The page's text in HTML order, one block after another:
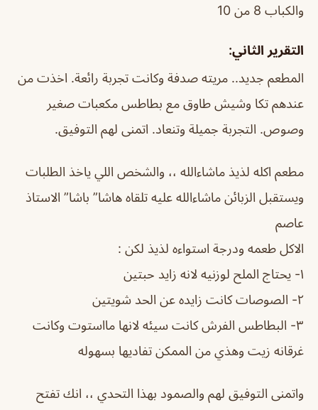
والكباب 8 من 10
التقرير الثاني:
المطعم جديد.. مريته صدفة وكانت تجربة رائعة. اخذت من
عندهم تكا وشيش طاوق مع بطاطس مكعبات صغير
وصوص. التجربة جميلة وتنعاد. اتمنى لهم التوفيق.
مطعم اكله لذيذ ماشاءالله ،، والشخص اللي ياخذ الطلبات
ويستقبل الزبائن ماشاءالله عليه تلقاه هاشا” باشا” الاستاذ
عاصم
الاكل طعمه ودرجة استواءه لذيذ لكن :
١- يحتاج الملح لوزنيه لانه زايد حبتين
٢- الصوصات كانت زايده عن الحد شويتين
٣- البطاطس الفرش كانت سيئه لانها مااستوت وكانت
غرقانه زيت وهذي من الممكن تفاديها بسهوله
واتمنى التوفيق لهم والصمود بهذا التحدي ،، انك تفتح